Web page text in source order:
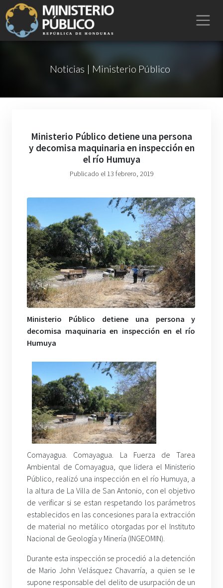
Noticias | Ministerio Público
Ministerio Público detiene una persona
y decomisa maquinaria en inspección en
el río Humuya
Publicado el 13 febrero, 2019
Ministerio Público detiene una persona y
decomisa maquinaria en inspección en el río
Humuya
Comayagua. Comayagua. La Fuerza de Tarea
Ambiental de Comayagua, que lidera el Ministerio
Público, realizó una inspección en el río Humuya, a
la altura de La Villa de San Antonio, con el objetivo
de verificar si se estan respetando los parámetros
establecidos en las concesiones para la extracción
de material no metálico otorgadas por el Instituto
Nacional de Geología y Minería (INGEOMIN).
Durante esta inspección se procedió a la detención
de Mario John Velásquez Chavarría, a quien se le
supone responsable del delito de usurpación de un